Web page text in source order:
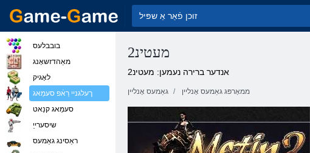
מעטינ2
אנדער ברירה נעמען: מעטינ2
גאַמעס אָנליין ממאָרפּג גאַמעס אָנליין
בובבלעס
מאַהדזשאָנג
לאָגיק
ךעלגניי רַאֿפ סעמַאג
סעמַאג קנַאט
שיסערייַ
ראַסינג גאַמעס